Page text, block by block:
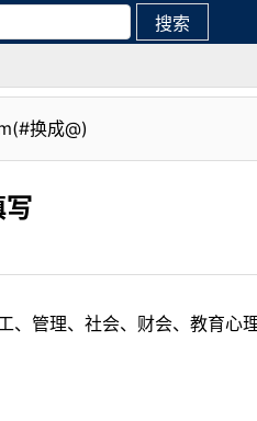
搜索
换成@)
管理、社会、财会、教育心